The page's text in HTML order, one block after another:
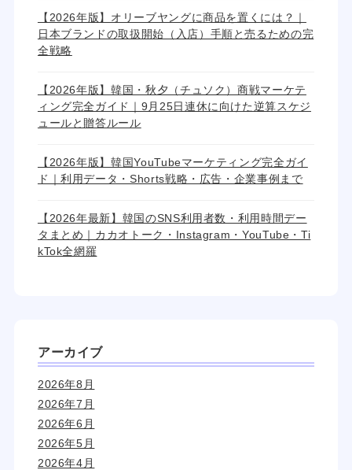
【2026年版】オリーブヤングに商品を置くには？｜
日本ブランドの取扱開始（入店）手順と売るための完
全戦略
【2026年版】韓国・秋夕（チュソク）商戦マーケテ
ィング完全ガイド｜9月25日連休に向けた逆算スケジ
ュールと贈答ルール
【2026年版】韓国YouTubeマーケティング完全ガイ
ド｜利用データ・Shorts戦略・広告・企業事例まで
【2026年最新】韓国のSNS利用者数・利用時間デー
タまとめ｜カカオトーク・Instagram・YouTube・Ti
kTok全網羅
アーカイブ
2026年8月
2026年7月
2026年6月
2026年5月
2026年4月